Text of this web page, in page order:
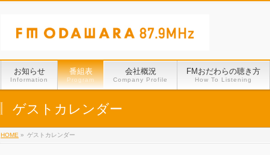
お知らせ
Information
番組表
Program
会社概況
Company Profile
FMおだわらの聴き方
How To Listening
ゲストカレンダー
HOME » ゲストカレンダー
01:00
02:00
03:00
04:00